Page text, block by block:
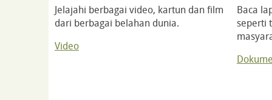
Jelajahi berbagai video, kartun dan film
dari berbagai belahan dunia.
Video
Baca
seperti